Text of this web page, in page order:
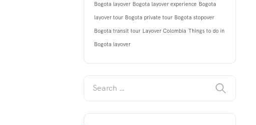
Bogota layover Bogota layover experience Bogota
layover tour Bogota private tour Bogota stopover
Bogota transit tour Layover Colombia Things to do in
Bogota layover